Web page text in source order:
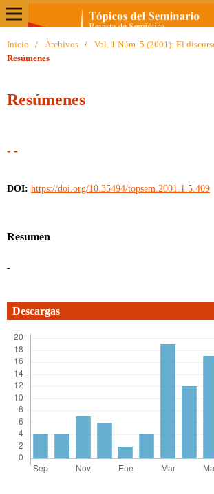
Inicio / Archivos / Vol. 1 Núm. 5 (2001): El
Resúmenes
Resúmenes
- -
DOI: https://doi.org/10.35494/topsem.2001.1.5.409
Resumen
-
Descargas